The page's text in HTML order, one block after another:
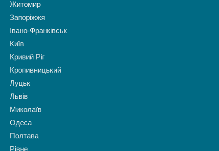
Житомир
Запоріжжя
Івано-Франківськ
Київ
Кривий Ріг
Кропивницький
Луцьк
Львів
Миколаїв
Одеса
Полтава
Рівне